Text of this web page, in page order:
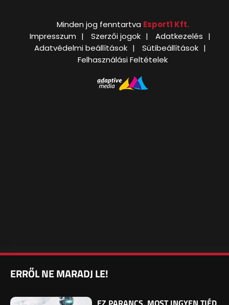
Minden jog fenntartva Esport1 Kft.
Impresszum
Szerzői jogok
Adatkezelés
Adatvédelmi beállítások
Sütibeállítások
Felhasználási Feltételek
ERRŐL NE MARADJ LE!